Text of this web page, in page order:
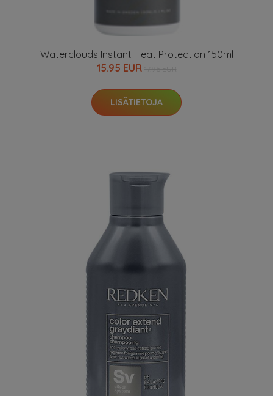
Waterclouds Instant Heat Protection 150ml
15.95 EUR
LISÄTIETOJA